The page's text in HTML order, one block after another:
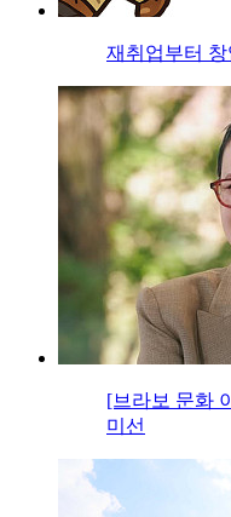
재취업부터
[브라보 문화
미선